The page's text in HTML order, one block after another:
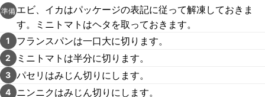
準備 エビ、イカはパッケージの表記に従って解凍しておきま
す。ミニトマトはヘタを取っておきます。
1 フランスパンは一口大に切ります。
2 ミニトマトは半分に切ります。
3 パセリはみじん切りにします。
4 ニンニクはみじん切りにします。